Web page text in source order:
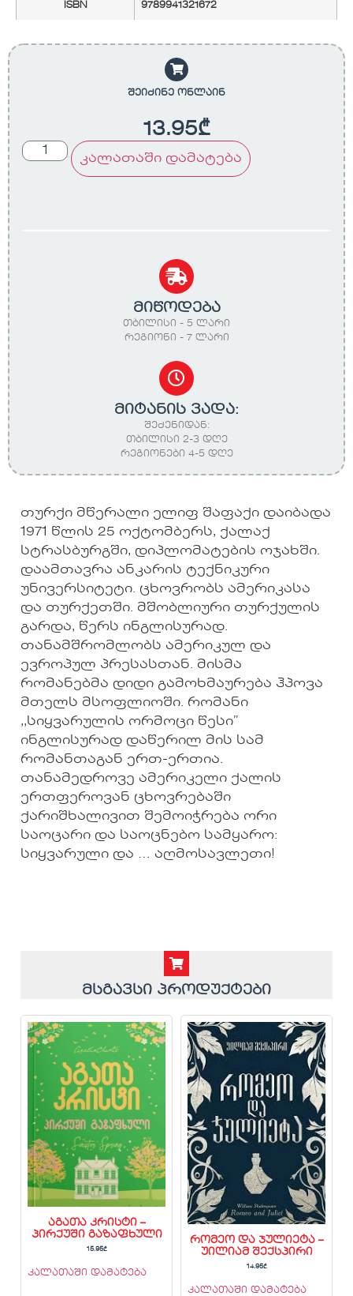
ISBN 9789941321672
შეიძინე ონლაინ
13.95₾
კალათაში დამატება
მიწოდება
თბილისი - 5 ლარი
რეგიონი - 7 ლარი
მიტანის ვადა:
შეძენიდან:
თბილისი 2-3 დღე
რეგიონები 4-5 დღე
თურქი მწერალი ელიფ შაფაქი დაიბადა
1971 წლის 25 ოქტომბერს, ქალაქ
სტრასბურგში, დიპლომატების ოჯახში.
დაამთავრა ანკარის ტექნიკური
უნივერსიტეტი. ცხოვრობს ამერიკასა
და თურქეთში. მშობლიური თურქულის
გარდა, წერს ინგლისურად.
თანამშრომლობს ამერიკულ და
ევროპულ პრესასთან. მისმა
რომანებმა დიდი გამოხმაურება ჰპოვა
მთელს მსოფლიოში. რომანი
,,სიყვარულის ორმოცი წესი”
ინგლისურად დაწერილ მის სამ
რომანთაგან ერთ-ერთია.
თანამედროვე ამერიკელი ქალის
ერთფეროვან ცხოვრებაში
ქარიშხალივით შემოიჭრება ორი
საოცარი და საოცნებო სამყარო:
სიყვარული და … აღმოსავლეთი!
მსგავსი პროდუქტები
აგათა კრისტი –
პირქუში გაზაფხული
15.95₾
კალათაში დამატება
რომეო და ჯულიეტა –
უილიამ შექსპირი
14.95₾
კალათაში დამატება